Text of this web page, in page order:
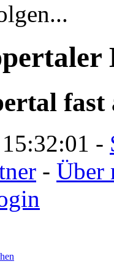
fast
15:32:01 -
- Über